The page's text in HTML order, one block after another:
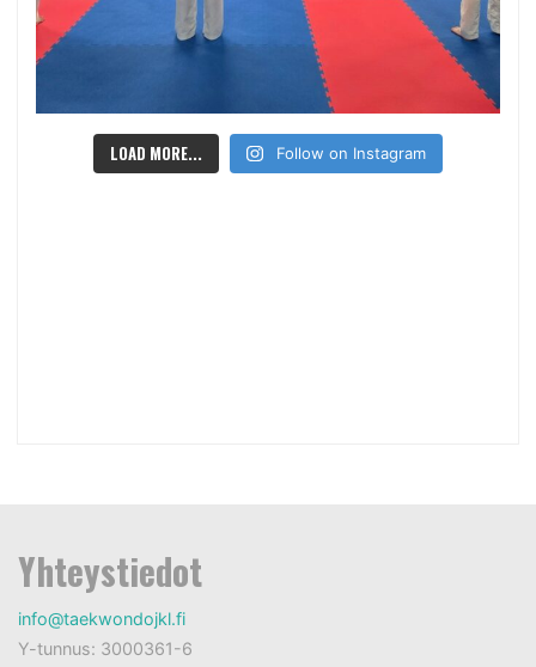
LOAD MORE... Follow on Instagram
Yhteystiedot
info@taekwondojkl.fi
Y-tunnus: 3000361-6